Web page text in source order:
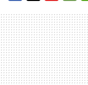
MAIL